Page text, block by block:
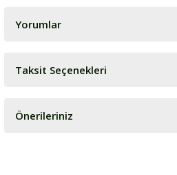
Yorumlar
Bu ürüne ilk yorumu
Taksit Seçenekleri
Önerileriniz